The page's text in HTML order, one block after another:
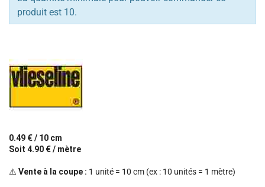
produit est 10.
0.49 € / 10 cm
Soit 4.90 € / mètre
⚠️ Vente à la coupe : 1 unité = 10 cm (ex : 10 unités = 1 mètre)